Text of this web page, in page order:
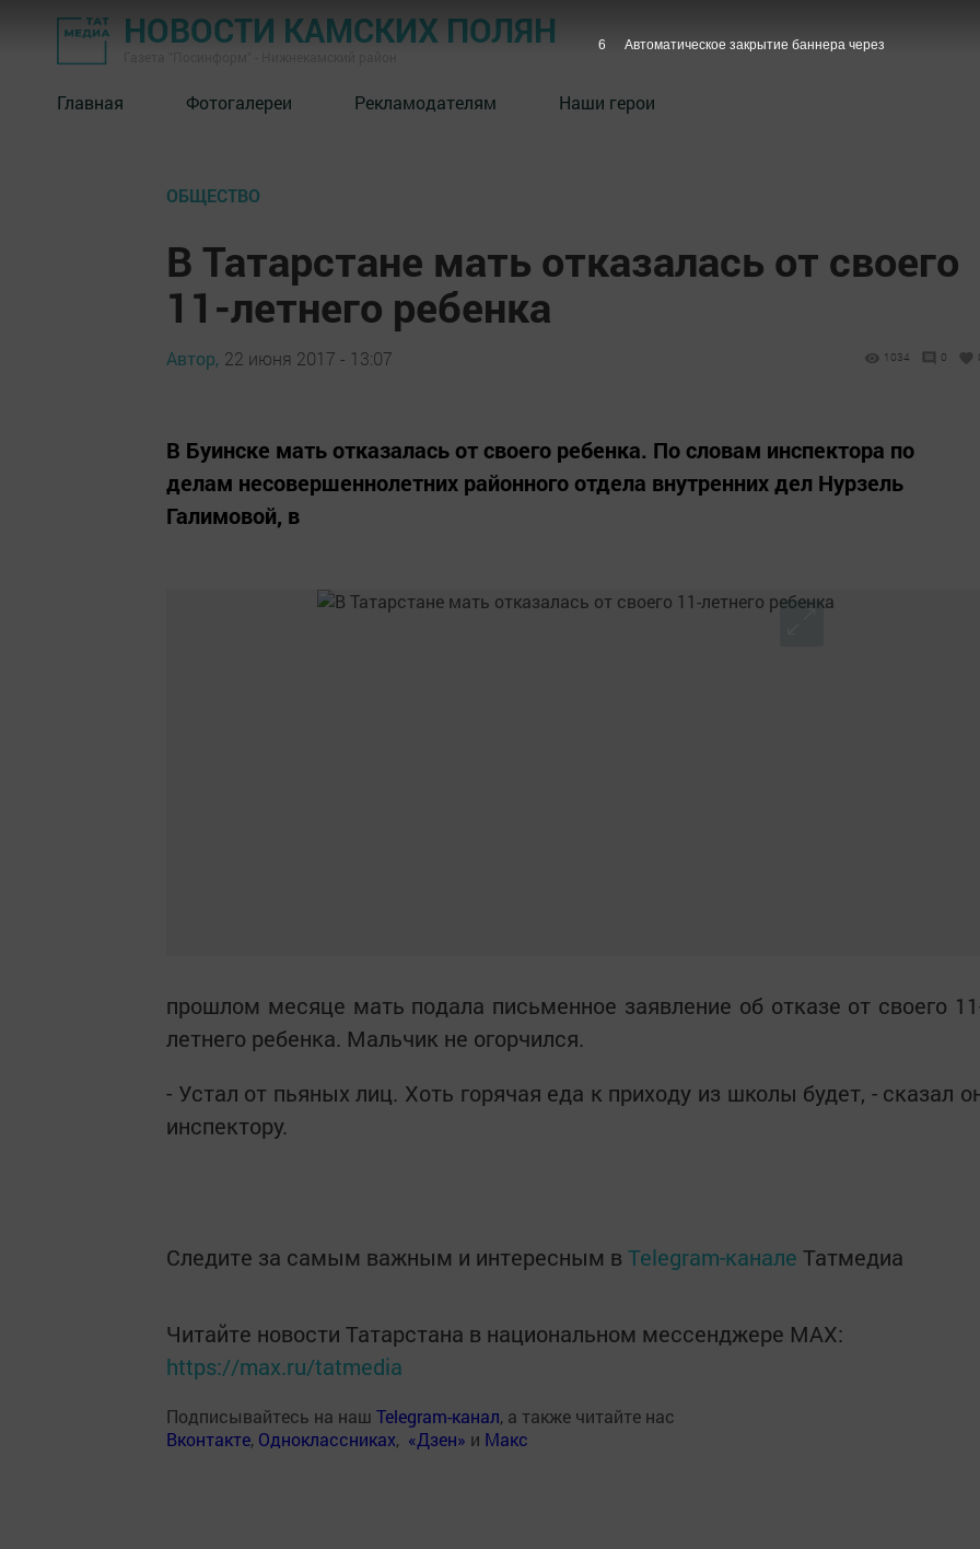
НОВОСТИ КАМСКИХ ПОЛЯН
Главная Фотогалереи Рекламодателям Наши герои
ОБЩЕСТВО
В Татарстане мать отказалась от своего
11-летнего ребенка
Автор, 22 июня 2017 - 13:07 1034 0
В Буинске мать отказалась от своего ребенка. По словам инспектора по
делам несовершеннолетних районного отдела внутренних дел Нурзель
Галимовой, в
прошлом месяце мать подала письменное заявление об отказе от своего
летнего ребенка. Мальчик не огорчился.
- Устал от пьяных лиц. Хоть горячая еда к приходу из школы будет, - сказал
инспектору.
Следите за самым важным и интересным в Telegram-канале Татмедиа
Читайте новости Татарстана в национальном мессенджере MАХ:
https://max.ru/tatmedia
Подписывайтесь на наш Telegram-канал, а также читайте нас
Вконтакте, Одноклассниках, «Дзен» и Макс
5 Автоматическое закрытие баннера через